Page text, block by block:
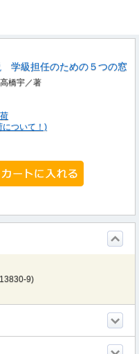
学級担任のための５つの窓
橋宇／著
について！)
9)